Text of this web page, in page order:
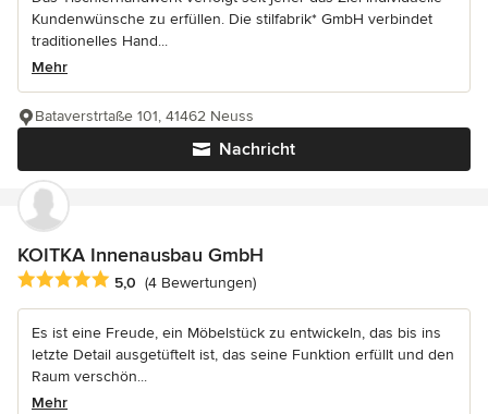
Kundenwünsche zu erfüllen. Die stilfabrik* GmbH verbindet
traditionelles Hand...
Mehr
Nachricht
Bataverstrtaße 101, 41462 Neuss
KOITKA Innenausbau GmbH
Durchschnittliche Bewertung: 5 von 5 Sternen
5,0 (4 Bewertungen)
Es ist eine Freude, ein Möbelstück zu entwickeln, das bis ins
letzte Detail ausgetüftelt ist, das seine Funktion erfüllt und den
Raum verschön...
Mehr